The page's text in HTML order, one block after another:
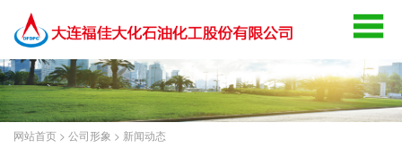
网站首页 > 公司形象 > 新闻动态